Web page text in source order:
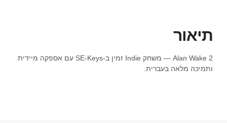
תיאור
Alan Wake 2 — משחק Indie זמין ב-SE-Keys עם אספקה מיידית
ותמיכה מלאה בעברית.